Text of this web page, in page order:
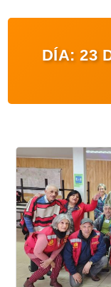
AUDIOS
VIDEOS
GALERIA DE
APP
DÍA: 23